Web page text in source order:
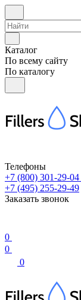
Каталог
По всему сайту
По каталогу
Телефоны
+7 (800) 301-29-04
+7 (495) 255-29-49
Заказать звонок
0
0
0